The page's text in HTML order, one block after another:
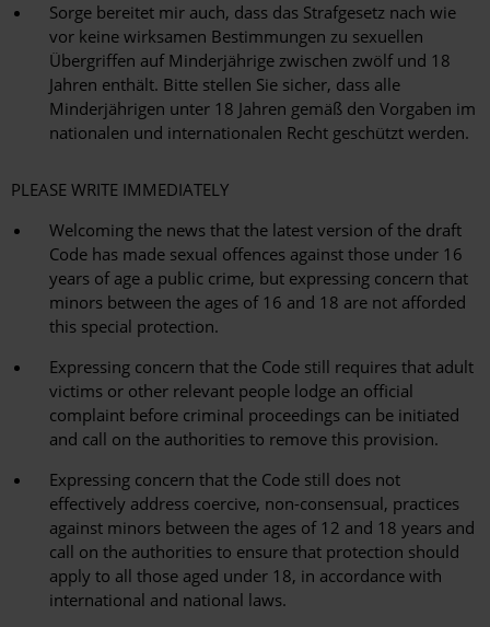
Sorge bereitet mir auch, dass das Strafgesetz nach wie
vor keine wirksamen Bestimmungen zu sexuellen
Übergriffen auf Minderjährige zwischen zwölf und 18
Jahren enthält. Bitte stellen Sie sicher, dass alle
Minderjährigen unter 18 Jahren gemäß den Vorgaben im
nationalen und internationalen Recht geschützt werden.
PLEASE WRITE IMMEDIATELY
Welcoming the news that the latest version of the draft
Code has made sexual offences against those under 16
years of age a public crime, but expressing concern that
minors between the ages of 16 and 18 are not afforded
this special protection.
Expressing concern that the Code still requires that adult
victims or other relevant people lodge an official
complaint before criminal proceedings can be initiated
and call on the authorities to remove this provision.
Expressing concern that the Code still does not
effectively address coercive, non-consensual, practices
against minors between the ages of 12 and 18 years and
call on the authorities to ensure that protection should
apply to all those aged under 18, in accordance with
international and national laws.